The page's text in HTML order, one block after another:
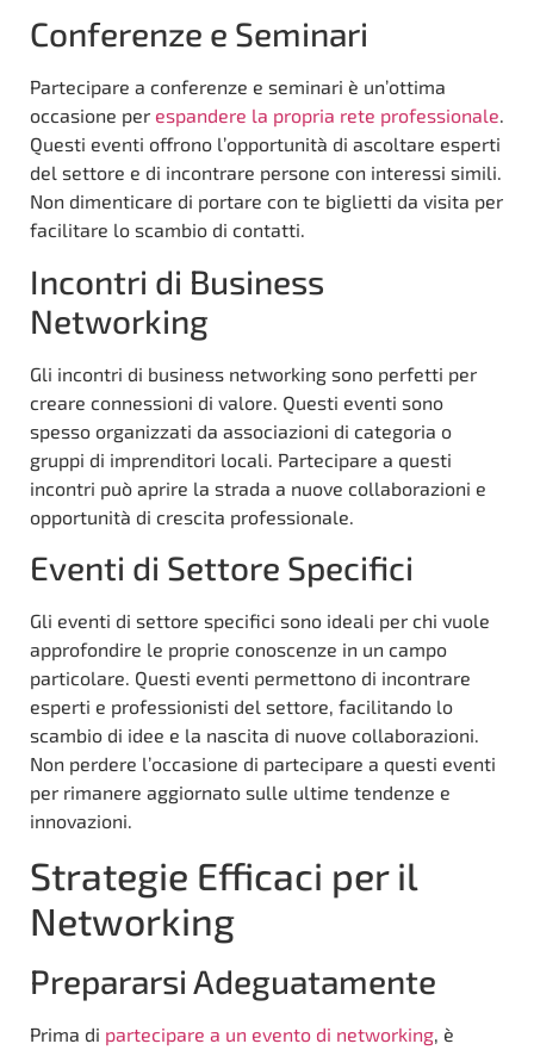
Conferenze e Seminari
Partecipare a conferenze e seminari è un’ottima
occasione per espandere la propria rete professionale.
Questi eventi offrono l’opportunità di ascoltare esperti
del settore e di incontrare persone con interessi simili.
Non dimenticare di portare con te biglietti da visita per
facilitare lo scambio di contatti.
Incontri di Business
Networking
Gli incontri di business networking sono perfetti per
creare connessioni di valore. Questi eventi sono
spesso organizzati da associazioni di categoria o
gruppi di imprenditori locali. Partecipare a questi
incontri può aprire la strada a nuove collaborazioni e
opportunità di crescita professionale.
Eventi di Settore Specifici
Gli eventi di settore specifici sono ideali per chi vuole
approfondire le proprie conoscenze in un campo
particolare. Questi eventi permettono di incontrare
esperti e professionisti del settore, facilitando lo
scambio di idee e la nascita di nuove collaborazioni.
Non perdere l’occasione di partecipare a questi eventi
per rimanere aggiornato sulle ultime tendenze e
innovazioni.
Strategie Efficaci per il
Networking
Prepararsi Adeguatamente
Prima di partecipare a un evento di networking, è